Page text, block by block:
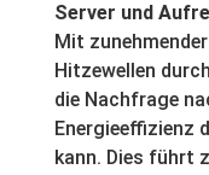
Server und
Mit
Hitzewellen
die Nachfrage
Energieeffizienz
kann. Dies führt